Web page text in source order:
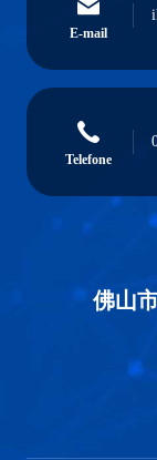
E-mail
Telefone
佛山